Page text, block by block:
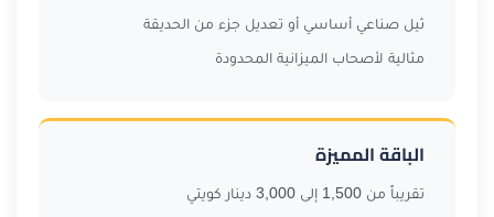
ثيل صناعي أساسي أو تعديل جزء من الحديقة
مثالية لأصحاب الميزانية المحدودة
الباقة المميزة
تقريباً من 1,500 إلى 3,000 دينار كويتي